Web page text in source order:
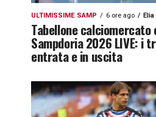
ULTIMISSIME SAMP 6 ore ago
Tabellone calciomercato
Sampdoria 2026 LIVE: i
entrata e in uscita